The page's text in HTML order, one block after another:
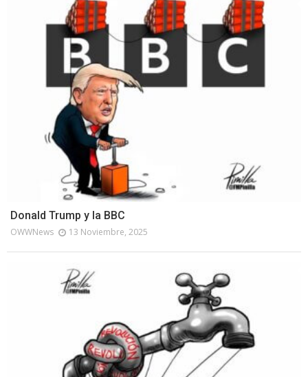
Donald Trump y la BBC
OWWNews 13 Noviembre, 2025